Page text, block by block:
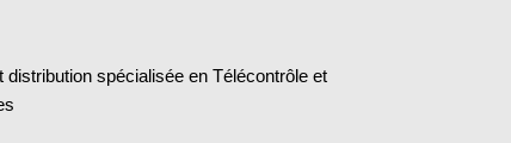
spécialisée en Télécontrôle et